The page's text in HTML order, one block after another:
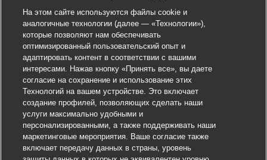
На этом сайте используются файлы cookie и
аналогичные технологии (далее — «Технологии»),
которые позволяют нам обеспечивать
оптимизированный пользовательский опыт и
адаптировать контент в соответствии с вашими
интересами. Нажав кнопку «Принять все», вы даете
согласие на сохранение и использование этих
Технологий на вашем устройстве. Это включает
создание профилей, позволяющих сделать наши
услуги максимально удобными и
персонализированными, а также поддерживать наши
маркетинговые мероприятия. Ваше согласие также
включает передачу данных в страны, уровень